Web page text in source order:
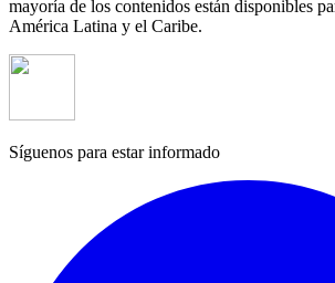
mayoría de los contenidos están disponibles
América Latina y el Caribe.
Síguenos para estar informado